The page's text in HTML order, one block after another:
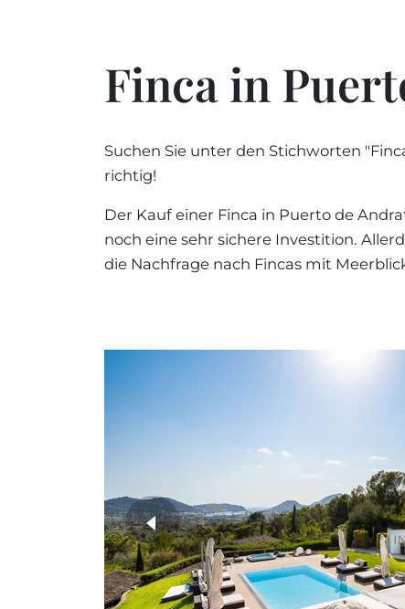
Finca in
Suchen Sie unter den Stichworten
richtig!
Der Kauf einer Finca in Puerto de
noch eine sehr sichere Investition.
die Nachfrage nach Fincas mit
weitere